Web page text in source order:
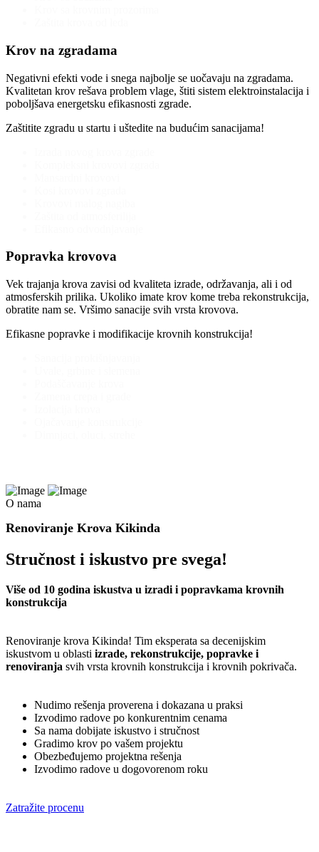
Krov na zgradama
Negativni efekti vode i snega najbolje se uočavaju na zgradama.
Kvalitetan krov rešava problem vlage, štiti sistem elektroinstalacija i
poboljšava energetsku efikasnosti zgrade.
Zaštitite zgradu u startu i uštedite na budućim sanacijama!
Popravka krovova
Vek trajanja krova zavisi od kvaliteta izrade, održavanja, ali i od
atmosferskih prilika. Ukoliko imate krov kome treba rekonstrukcija,
obratite nam se. Vršimo sanacije svih vrsta krovova.
Efikasne popravke i modifikacije krovnih konstrukcija!
O nama
Renoviranje Krova Kikinda
Stručnost i iskustvo pre svega!
Više od 10 godina iskustva u izradi i popravkama krovnih
konstrukcija
Renoviranje krova Kikinda! Tim eksperata sa decenijskim
iskustvom u oblasti izrade, rekonstrukcije, popravke i
renoviranja svih vrsta krovnih konstrukcija i krovnih pokrivača.
Nudimo rešenja proverena i dokazana u praksi
Izvodimo radove po konkurentnim cenama
Sa nama dobijate iskustvo i stručnost
Gradimo krov po vašem projektu
Obezbeđujemo projektna rešenja
Izvodimo radove u dogovorenom roku
Zatražite procenu